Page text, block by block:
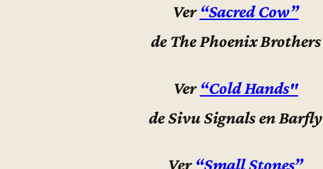
Ver “Sacred Cow”
de The Phoenix Brothers
Ver “Cold Hands"
de Sivu Signals en Barfly
Ver “Small Stones”